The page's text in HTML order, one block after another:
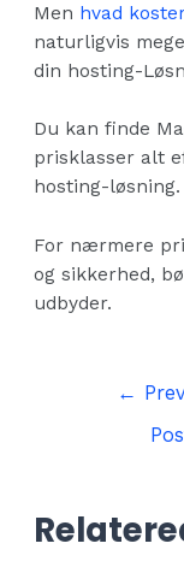
Men hvad
naturligvis
din hosting-
Du kan finde
prisklasser alt
hosting-løsning.
For nærmere
og sikkerhed,
udbyder.
←